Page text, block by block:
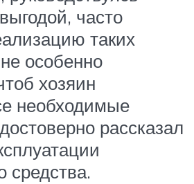
часто
таких
особенно
хозяин
необходимые
рассказал
средства.